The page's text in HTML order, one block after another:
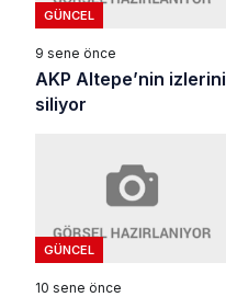
GÜNCEL
9 sene önce
AKP Altepe’nin izlerini
siliyor
GÜNCEL
10 sene önce